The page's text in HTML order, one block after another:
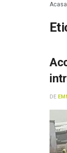
Acasa
DE